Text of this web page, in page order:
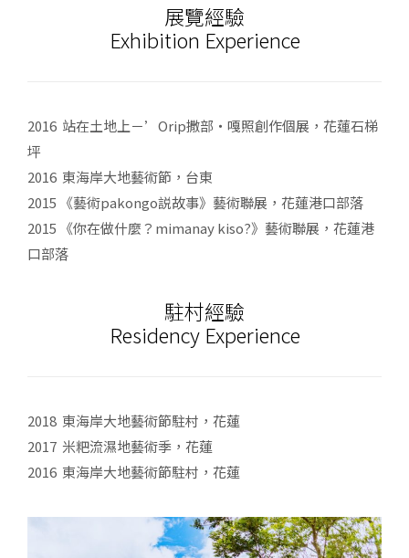
展覽經驗
Exhibition Experience
2016 站在土地上－’Orip撒部‧嘎照創作個展，花蓮石梯
坪
2016 東海岸大地藝術節，台東
2015 《藝術pakongo説故事》藝術聯展，花蓮港口部落
2015 《你在做什麼？mimanay kiso?》藝術聯展，花蓮港
口部落
駐村經驗
Residency Experience
2018 東海岸大地藝術節駐村，花蓮
2017 米粑流濕地藝術季，花蓮
2016 東海岸大地藝術節駐村，花蓮